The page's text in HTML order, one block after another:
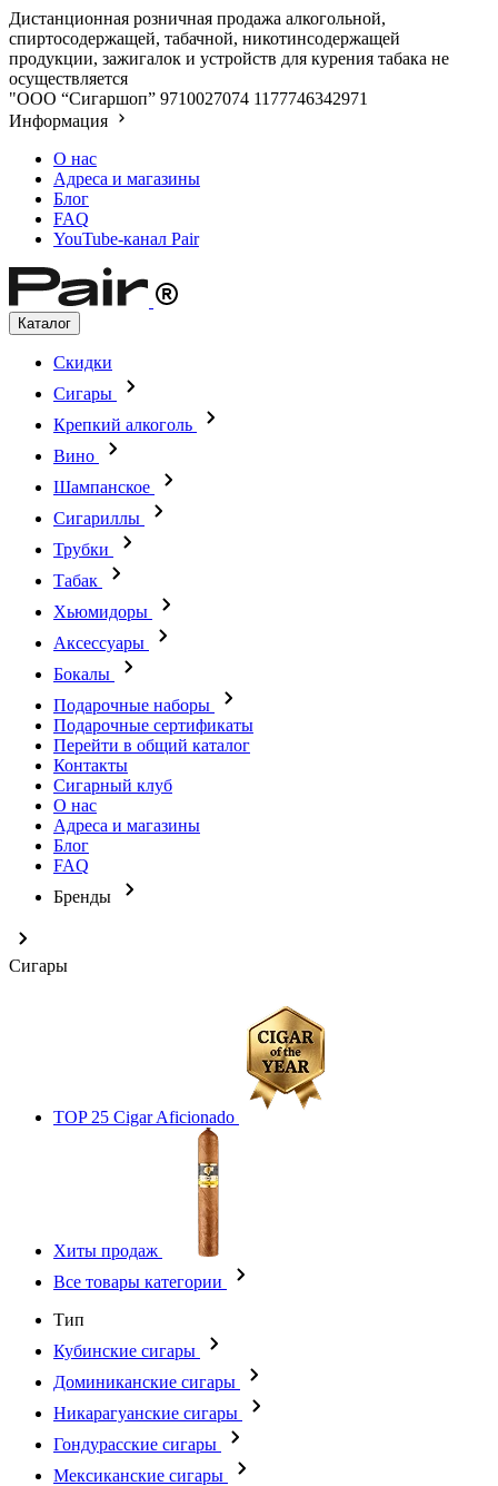
Дистанционная розничная продажа алкогольной,
спиртосодержащей, табачной, никотинсодержащей
продукции, зажигалок и устройств для курения табака не
осуществляется
"ООО “Сигаршоп” 9710027074 1177746342971
Информация
О нас
Адреса и магазины
Блог
FAQ
YouTube-канал Pair
Каталог
Скидки
Сигары
Крепкий алкоголь
Вино
Шампанское
Сигариллы
Трубки
Табак
Хьюмидоры
Аксессуары
Бокалы
Подарочные наборы
Подарочные сертификаты
Перейти в общий каталог
Контакты
Сигарный клуб
О нас
Адреса и магазины
Блог
FAQ
Бренды
Сигары
TOP 25 Cigar Aficionado
Хиты продаж
Все товары категории
Тип
Кубинские сигары
Доминиканские сигары
Никарагуанские сигары
Гондурасские сигары
Мексиканские сигары